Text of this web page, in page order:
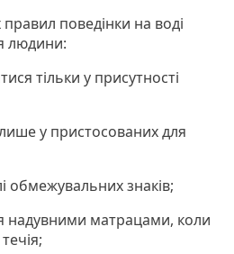
поведінки на воді
людини:
тільки у присутності
у пристосованих для
обмежувальних знаків;
надувними матрацами, коли